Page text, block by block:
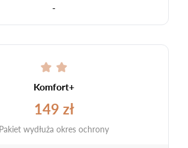
-
Komfort+
149 zł
Pakiet wydłuża okres ochrony